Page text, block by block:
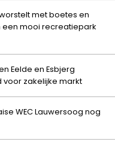
met boetes en
mooi recreatiepark
Eelde en Esbjerg
zakelijke markt
WEC Lauwersoog nog